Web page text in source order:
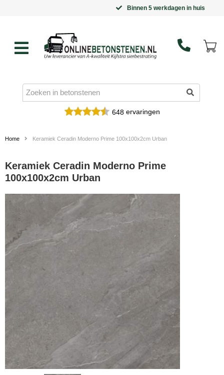
Binnen 5 werkdagen in huis
648ervaringen
Home Keramiek Ceradin Moderno Prime 100x100x2cm Urban
Keramiek Ceradin Moderno Prime
100x100x2cm Urban